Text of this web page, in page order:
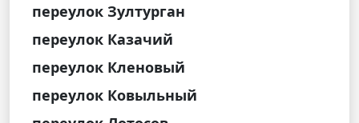
переулок Зултурган
переулок Казачий
переулок Кленовый
переулок Ковыльный